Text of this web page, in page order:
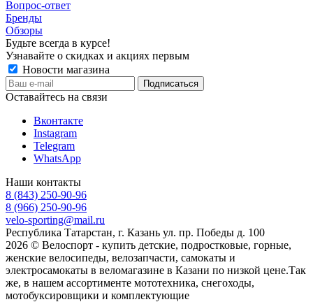
Вопрос-ответ
Бренды
Обзоры
Будьте всегда в курсе!
Узнавайте о скидках и акциях первым
Новости магазина
Оставайтесь на связи
Вконтакте
Instagram
Telegram
WhatsApp
Наши контакты
8 (843) 250-90-96
8 (966) 250-90-96
velo-sporting@mail.ru
Республика Татарстан, г. Казань ул. пр. Победы д. 100
2026 © Велоспорт - купить детские, подростковые, горные,
женские велосипеды, велозапчасти, самокаты и
электросамокаты в веломагазине в Казани по низкой цене.Так
же, в нашем ассортименте мототехника, снегоходы,
мотобуксировщики и комплектующие